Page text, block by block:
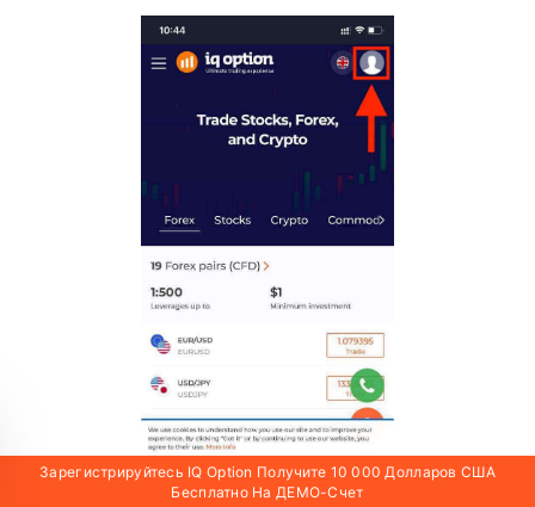
Зарегистрируйтесь IQ Option Получите 10 000 Долларов США
Бесплатно На ДЕМО-Счет